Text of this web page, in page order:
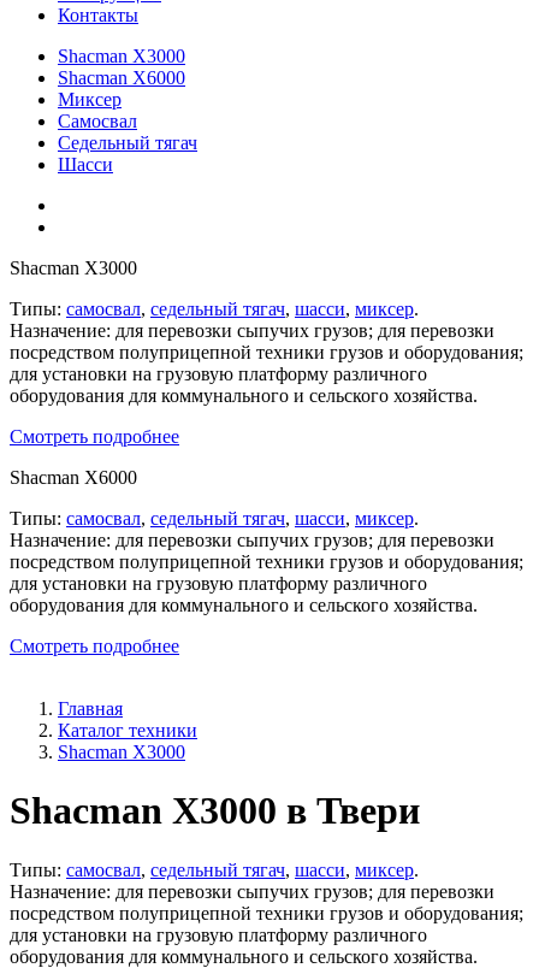
Контакты
Shacman X3000
Shacman X6000
Миксер
Самосвал
Седельный тягач
Шасси
Shacman X3000
Типы: самосвал, седельный тягач, шасси, миксер.
Назначение: для перевозки сыпучих грузов; для перевозки
посредством полуприцепной техники грузов и оборудования;
для установки на грузовую платформу различного
оборудования для коммунального и сельского хозяйства.
Смотреть подробнее
Shacman X6000
Типы: самосвал, седельный тягач, шасси, миксер.
Назначение: для перевозки сыпучих грузов; для перевозки
посредством полуприцепной техники грузов и оборудования;
для установки на грузовую платформу различного
оборудования для коммунального и сельского хозяйства.
Смотреть подробнее
Главная
Каталог техники
Shacman X3000
Shacman X3000 в Твери
Типы: самосвал, седельный тягач, шасси, миксер.
Назначение: для перевозки сыпучих грузов; для перевозки
посредством полуприцепной техники грузов и оборудования;
для установки на грузовую платформу различного
оборудования для коммунального и сельского хозяйства.